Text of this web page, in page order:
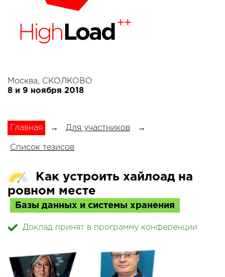
Москва, СКОЛКОВО
8 и 9 ноября 2018
Главная → Для участников →
Список тезисов
Как устроить хайлоад на
ровном месте
Базы данных и системы хранения
Доклад принят в программу конференции